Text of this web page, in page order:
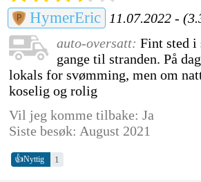
HymerEric
11.07.2022 -
auto-oversatt: Fint sted i
gange til stranden. På
lokals for svømming, men om
koselig og rolig
Vil jeg komme tilbake: Ja
Siste besøk: August 2021
👍Nyttig 1